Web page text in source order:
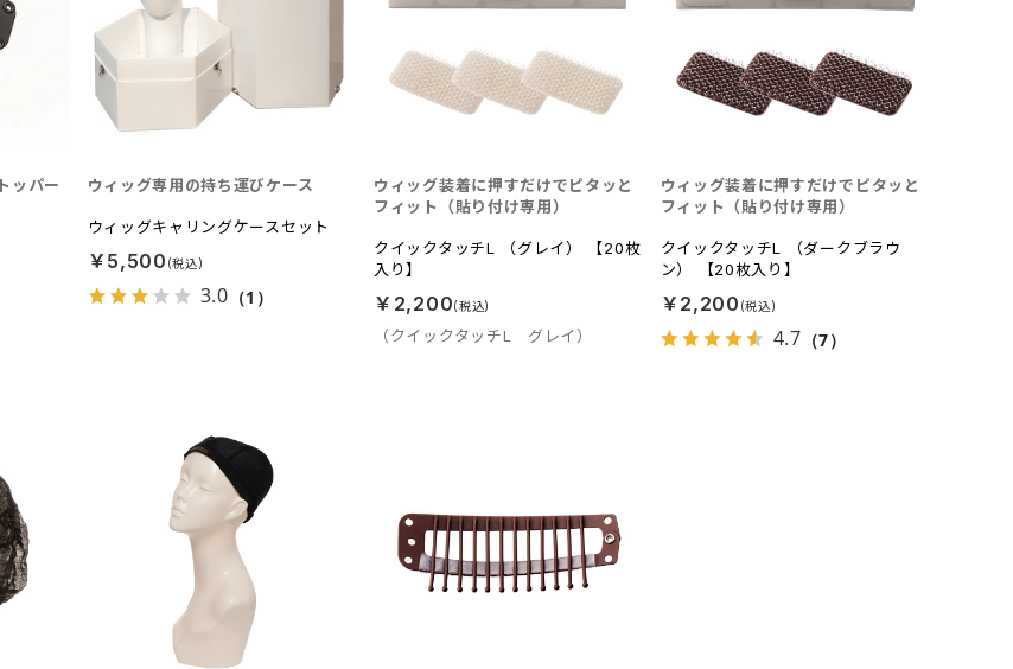
ッパー
ウィッグキャリングケースセット
ウィッグ専用の持ち運びケース
￥5,500
3.0 （1）
クイックタッチL （グレイ） 【20枚
入り】
（クイックタッチL グレイ）
ウィッグ装着に押すだけでピタッと
フィット（貼り付け専用）
￥2,200
クイックタッチL （ダークブラウ
ン） 【20枚入り】
ウィッグ装着に押すだけでピタッと
フィット（貼り付け専用）
￥2,200
4.7 （7）